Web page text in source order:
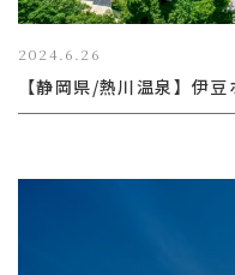
2024.6.26
【静岡県/熱川温泉】伊